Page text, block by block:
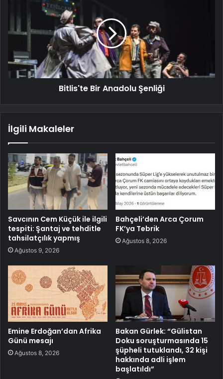
Bitlis'te Bir Anadolu Şenliği
İlgili Makaleler
Savcının Cem Küçük ile ilgili
tespiti: Şantaj ve tehditle
tahsilatçılık yapmış
Ağustos 9, 2026
Bahçeli’den Arca Çorum
FK’ya Tebrik
Ağustos 8, 2026
Emine Erdoğan’dan Afrika
Günü mesajı
Ağustos 8, 2026
Bakan Gürlek: “Gülistan
Doku soruşturmasında 15
şüpheli tutuklandı, 32 kişi
hakkında adli işlem
başlatıldı”